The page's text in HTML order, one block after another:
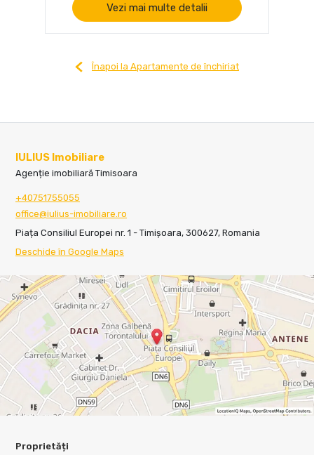
Vezi mai multe detalii
Înapoi la Apartamente de închiriat
IULIUS Imobiliare
Agenție imobiliară Timisoara
+40751755055
office@iulius-imobiliare.ro
Piața Consiliul Europei nr. 1 - Timișoara, 300627, Romania
Deschide în Google Maps
Proprietăți